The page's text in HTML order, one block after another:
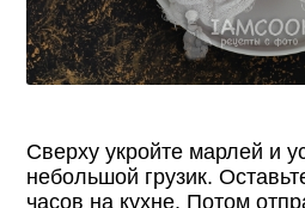
Сверху укройте марлей и
небольшой грузик.
часов на кухне. Потом